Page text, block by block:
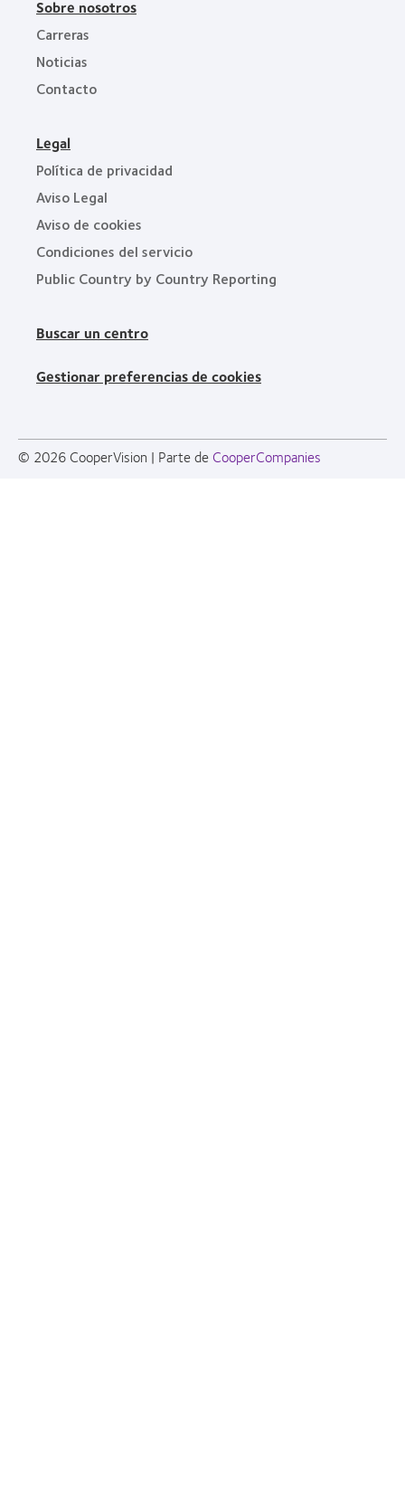
Sobre nosotros
Carreras
Noticias
Contacto
Legal
Política de privacidad
Aviso Legal
Aviso de cookies
Condiciones del servicio
Public Country by Country Reporting
Buscar un centro
Gestionar preferencias de cookies
© 2026 CooperVision | Parte de CooperCompanies